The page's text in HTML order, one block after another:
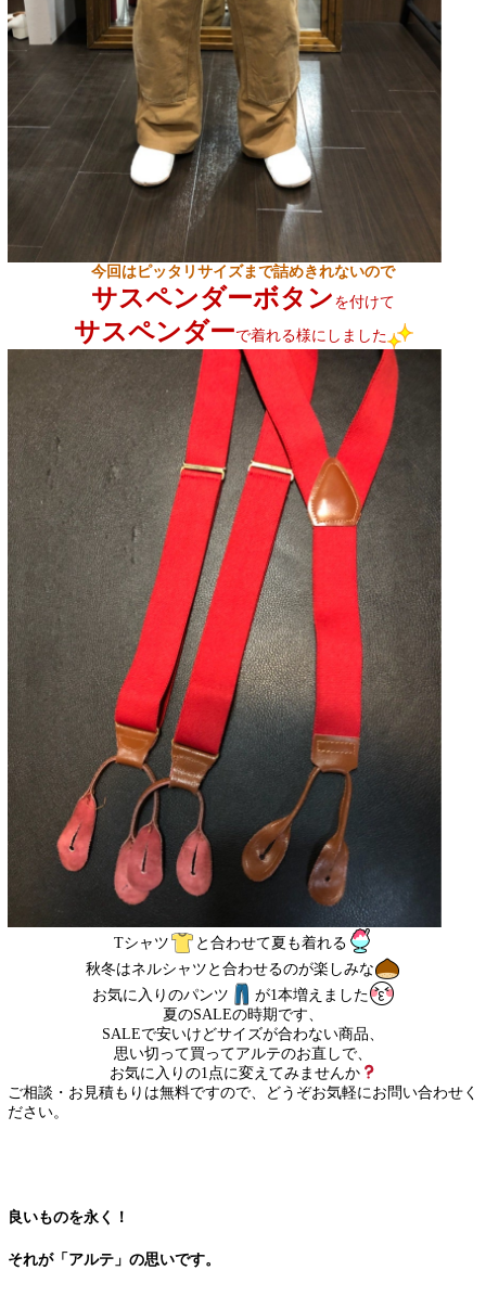
今回はピッタリサイズまで詰めきれないので
サスペンダーボタン を付けて
サスペンダーで着れる様にしました
Tシャツ
と合わせて夏も着れる
秋冬はネルシャツと合わせるのが楽しみな
お気に入りのパンツ
が1本増えました
夏のSALEの時期です、
SALEで安いけどサイズが合わない商品、
思い切って買ってアルテのお直しで、
お気に入りの1点に変えてみませんか
ご相談・お見積もりは無料ですので、どうぞお気軽にお問い合わせく
ださい。
良いものを永く！
それが「アルテ」の思いです。